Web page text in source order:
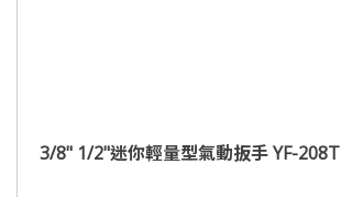
3/8" 1/2"迷你輕量型氣動扳手 YF-208T